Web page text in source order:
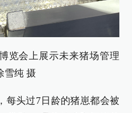
览会上展示未来猪场管理
雪纯 摄
每头过7日龄的猪崽都会被